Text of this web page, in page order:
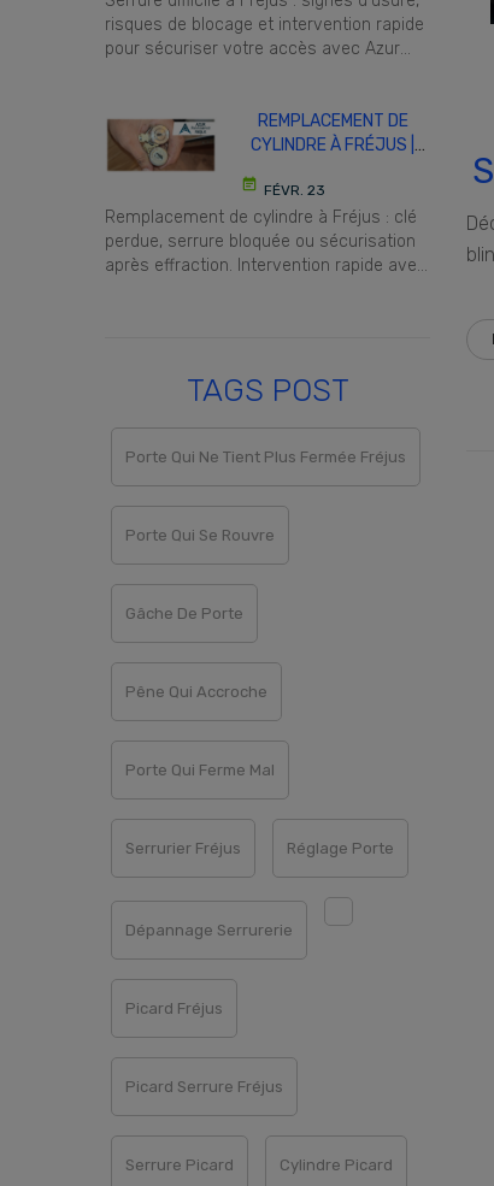
risques de blocage et intervention rapide
pour sécuriser votre accès avec Azur
REMPLACEMENT DE
CYLINDRE À FRÉJUS |
event_note FÉVR. 23
Remplacement de cylindre à Fréjus : clé
perdue, serrure bloquée ou sécurisation
après effraction. Intervention rapide avec
TAGS POST
Porte Qui Ne Tient Plus Fermée Fréjus
Porte Qui Se Rouvre
Gâche De Porte
Pêne Qui Accroche
Porte Qui Ferme Mal
Serrurier Fréjus Réglage Porte
Dépannage Serrurerie
Picard Fréjus
Picard Serrure Fréjus
Serrure Picard Cylindre Picard